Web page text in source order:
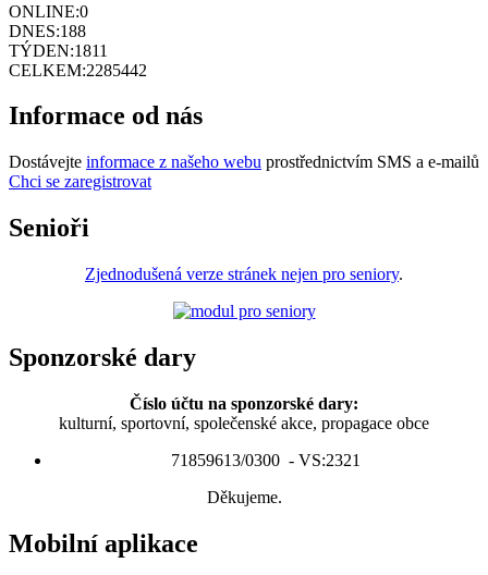
ONLINE:0
DNES:188
TÝDEN:1811
CELKEM:2285442
Informace od nás
Dostávejte informace z našeho webu prostřednictvím SMS a e-mailů
Chci se zaregistrovat
Senioři
Zjednodušená verze stránek nejen pro seniory.
Sponzorské dary
Číslo účtu na sponzorské dary:
kulturní, sportovní, společenské akce, propagace obce
71859613/0300 - VS:2321
Děkujeme.
Mobilní aplikace